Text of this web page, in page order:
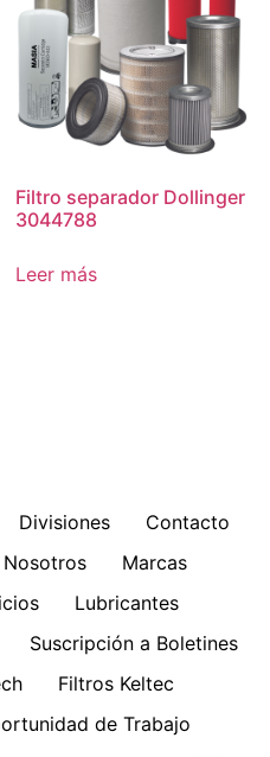
Filtro separador Dollinger
3044788
Leer más
Divisiones
Contacto
Nosotros
Marcas
Lubricantes
Suscripción a Boletines
Filtros Keltec
de Trabajo